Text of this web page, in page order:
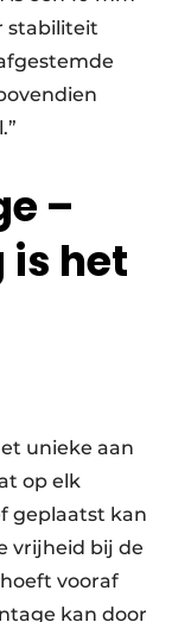
stabiliteit
–
is het
unieke aan
op elk
geplaatst kan
vrijheid bij de
vooraf
kan door